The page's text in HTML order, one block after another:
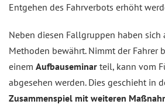
Entgehen des Fahrverbots erhöht
Neben diesen Fallgruppen haben sich
Methoden bewährt. Nimmt der Fahrer
einem Aufbauseminar teil, kann vom
abgesehen werden. Dies geschieht in
Zusammenspiel mit weiteren